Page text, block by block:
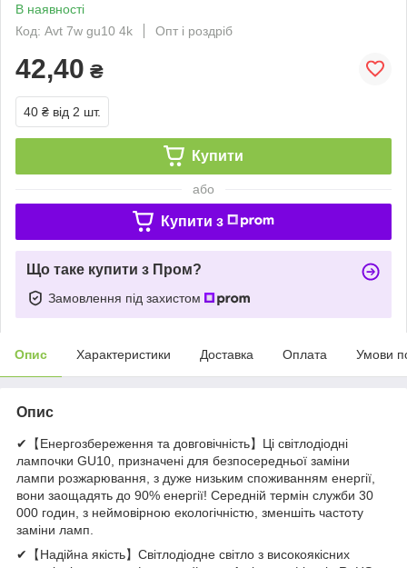
В наявності
Код: Avt 7w gu10 4k
Опт і роздріб
42,40 ₴
40 ₴ від 2 шт.
Купити
або
Купити з
Що таке купити з Пром?
Замовлення під захистом
Опис Характеристики Доставка Оплата Умови
Опис
✔【Енергозбереження та довговічність】Ці світлодіодні
лампочки GU10, призначені для безпосередньої заміни
лампи розжарювання, з дуже низьким споживанням енергії,
вони заощадять до 90% енергії! Середній термін служби 30
000 годин, з неймовірною екологічністю, зменшіть частоту
заміни ламп.
✔【Надійна якість】Світлодіодне світло з високоякісних